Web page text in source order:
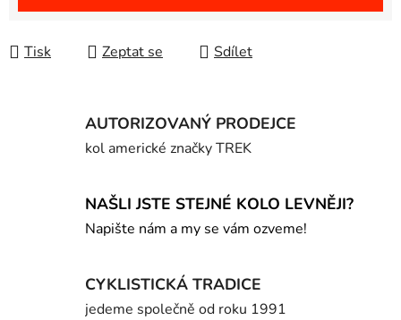
Tisk Zeptat se Sdílet
AUTORIZOVANÝ PRODEJCE
kol americké značky TREK
NAŠLI JSTE STEJNÉ KOLO LEVNĚJI?
Napište nám a my se vám ozveme!
CYKLISTICKÁ TRADICE
jedeme společně od roku 1991